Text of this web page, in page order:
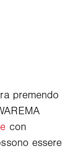
premendo
con
essere